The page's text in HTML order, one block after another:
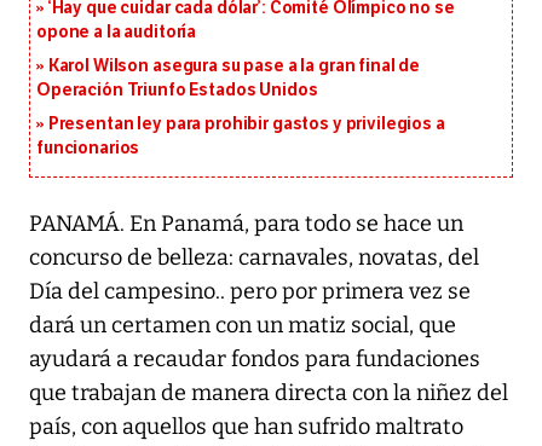
‘Hay que cuidar cada dólar’: Comité Olímpico no se
opone a la auditoría
Karol Wilson asegura su pase a la gran final de
Operación Triunfo Estados Unidos
Presentan ley para prohibir gastos y privilegios a
funcionarios
PANAMÁ. En Panamá, para todo se hace un
concurso de belleza: carnavales, novatas, del
Día del campesino.. pero por primera vez se
dará un certamen con un matiz social, que
ayudará a recaudar fondos para fundaciones
que trabajan de manera directa con la niñez del
país, con aquellos que han sufrido maltrato